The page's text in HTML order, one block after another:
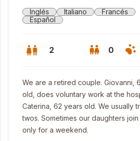
Inglés Italiano
Francés
Español
2 0
We are a retired couple. Giovanni,
old, does voluntary work at the
Caterina, 62 years old. We usually
twos. Sometimes our daughters
only for a weekend.